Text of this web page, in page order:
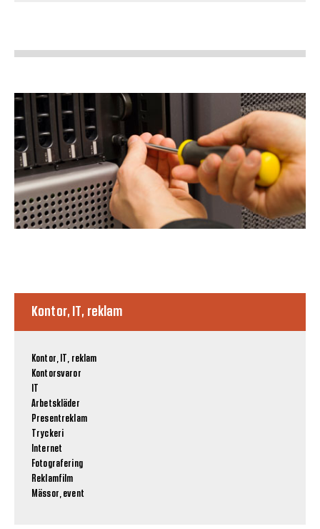
Kontor, IT, reklam
Kontor, IT, reklam
Kontorsvaror
IT
Arbetskläder
Presentreklam
Tryckeri
Internet
Fotografering
Reklamfilm
Mässor, event